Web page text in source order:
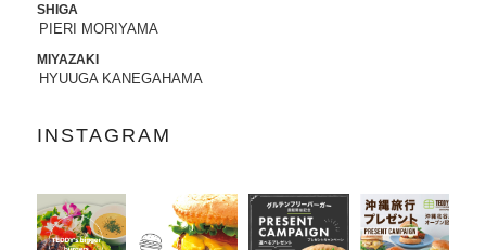
2022.07.21
8/3から8/8まで、京都タカシマヤに、TED
DY'S BIGGER BURGERSが期間限定でO
2022.06.28
Y'S BIGGER BURGERSが期間限定でOP
ENします。
SHIGA
PIERI MORIYAMA
MIYAZAKI
HYUUGA KANEGAHAMA
INSTAGRAM